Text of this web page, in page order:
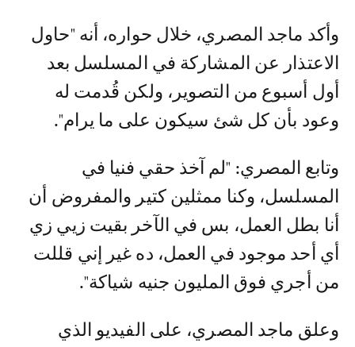
وأكد ماجد المصري، خلال حواره، أنه "حاول
الاعتذار عن المشاركة في المسلسل بعد
أول أسبوع من التصوير، ولكن قُدمت له
وعود بأن كل شئ سيكون على ما يرام".
وتابع المصري: "لم آخذ حقي فنيا في
المسلسل، وكنا ممثلين كتير والمفروض أن
أنا بطل العمل، بس في الآخر بقيت زيي زي
أي أحد موجود في العمل، ده غير إني قللت
من أجري فوق المليون جنيه شياكة".
وعلق ماجد المصري، على الفيديو الذي